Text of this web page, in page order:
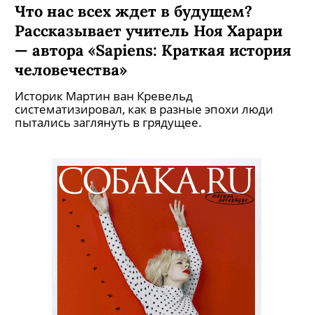
Что нас всех ждет в будущем?
Рассказывает учитель Ноя Харари
— автора «Sapiens: Краткая история
человечества»
Историк Мартин ван Кревельд
систематизировал, как в разные эпохи люди
пытались заглянуть в грядущее.